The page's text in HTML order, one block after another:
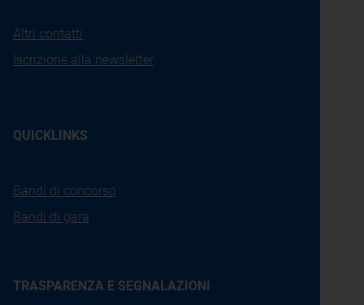
Altri contatti
Iscrizione alla newsletter
QUICKLINKS
Bandi di concorso
Bandi di gara
TRASPARENZA E SEGNALAZIONI